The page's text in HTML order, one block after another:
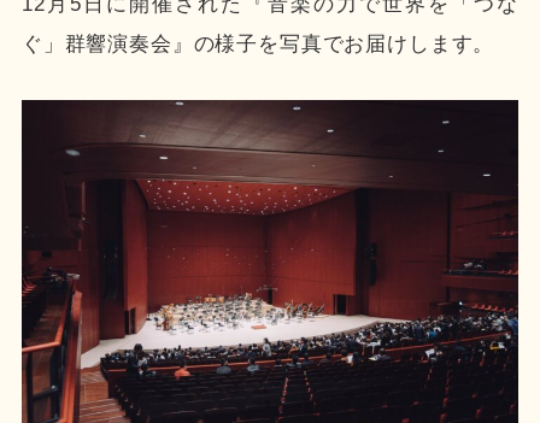
12月5日に開催された『音楽の力で世界を「つな
ぐ」群響演奏会』の様子を写真でお届けします。